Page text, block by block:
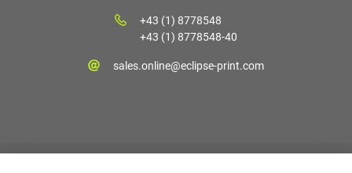
+43 (1) 8778548
+43 (1) 8778548-40
sales.online@eclipse-print.com